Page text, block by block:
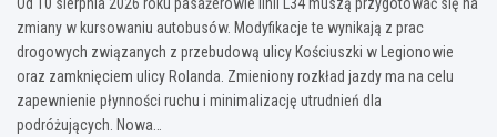
zmiany w kursowaniu autobusów. Modyfikacje te wynikają z prac
drogowych związanych z przebudową ulicy Kościuszki w Legionowie
oraz zamknięciem ulicy Rolanda. Zmieniony rozkład jazdy ma na celu
zapewnienie płynności ruchu i minimalizację utrudnień dla
podróżujących. Nowa…